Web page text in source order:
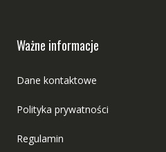
Ważne informacje
Dane kontaktowe
Polityka prywatności
Regulamin